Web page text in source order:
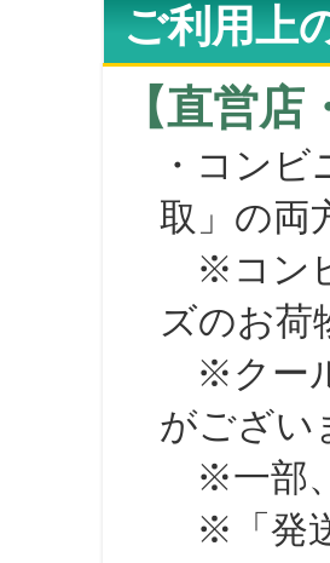
ご利用上
【直営
・コンビ
取」の両
※コンビ
ズのお荷
※クール
がござい
※一部、
※「発送